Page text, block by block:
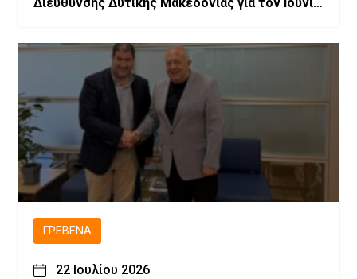
Διεύθυνσης Δυτικής Μακεδονίας για τον Ιούνιο
ΓΡΕΒΕΝΆ
22 Ιουλίου 2026